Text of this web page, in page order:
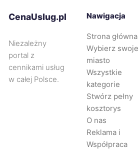
CenaUslug.pl
Niezależny
portal z
cennikami usług
w całej Polsce.
Nawigacja
Strona główna
Wybierz swoje
miasto
Wszystkie
kategorie
Stwórz pełny
kosztorys
O nas
Reklama i
Współpraca